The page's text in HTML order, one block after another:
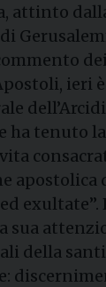
attinto
ieri
ha tenuto
apostolica
sua
della